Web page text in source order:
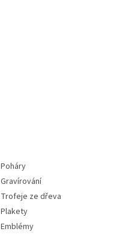
Poháry
Gravírování
Trofeje ze dřeva
Plakety
Emblémy